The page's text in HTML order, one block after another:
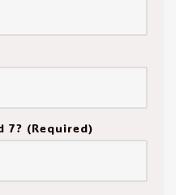
7? (Required)